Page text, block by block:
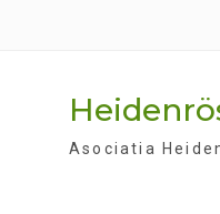
Asociatia